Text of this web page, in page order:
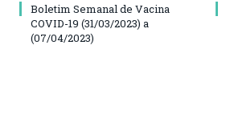
Boletim Semanal de Vacina
COVID-19 (31/03/2023) a
(07/04/2023)